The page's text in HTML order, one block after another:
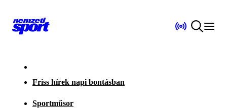
Friss hírek napi bontásban
Sportműsor